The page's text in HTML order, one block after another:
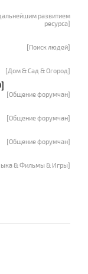
развитием
ресурса]
[Поиск людей]
[Дом & Сад & Огород]
[Общение форумчан]
[Общение форумчан]
[Общение форумчан]
& Фильмы & Игры]